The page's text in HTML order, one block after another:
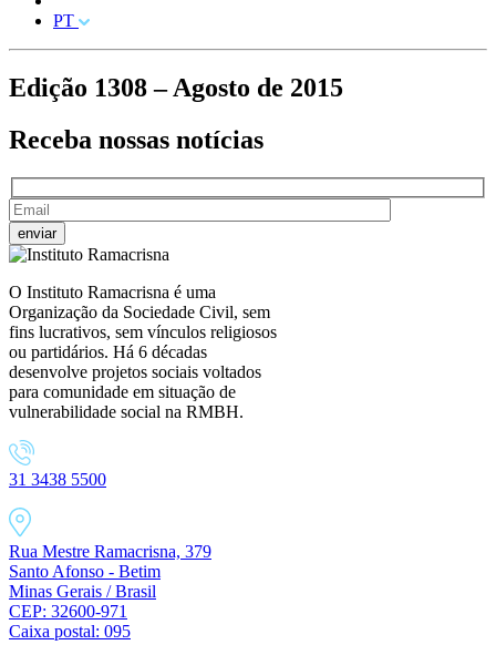
PT
Edição 1308 – Agosto de 2015
Receba nossas notícias
O Instituto Ramacrisna é uma
Organização da Sociedade Civil, sem
fins lucrativos, sem vínculos religiosos
ou partidários. Há 6 décadas
desenvolve projetos sociais voltados
para comunidade em situação de
vulnerabilidade social na RMBH.
31 3438 5500
Rua Mestre Ramacrisna, 379
Santo Afonso - Betim
Minas Gerais / Brasil
CEP: 32600-971
Caixa postal: 095